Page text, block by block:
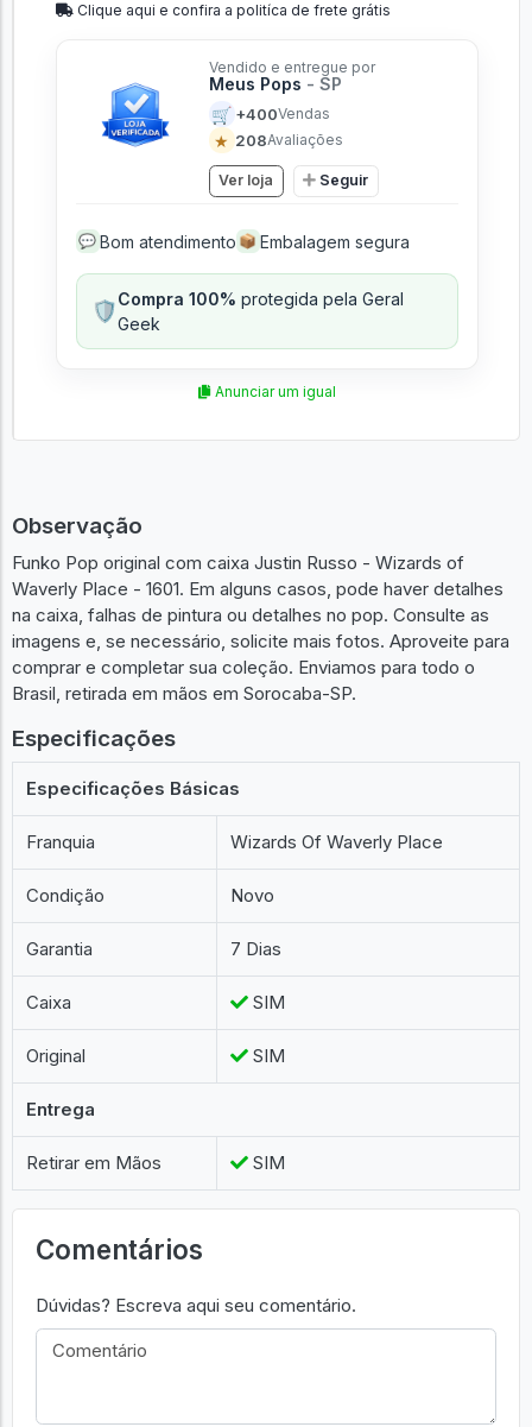
Clique aqui e confira a politíca de frete grátis
Vendido e entregue por
Meus Pops - SP
🛒 +400Vendas
★ 208Avaliações
Ver loja Seguir
💬 Bom atendimento 📦 Embalagem segura
🛡️Compra 100% protegida pela Geral
Geek
Anunciar um igual
Observação
Funko Pop original com caixa Justin Russo - Wizards of
Waverly Place - 1601. Em alguns casos, pode haver detalhes
na caixa, falhas de pintura ou detalhes no pop. Consulte as
imagens e, se necessário, solicite mais fotos. Aproveite para
comprar e completar sua coleção. Enviamos para todo o
Brasil, retirada em mãos em Sorocaba-SP.
Especificações
Especificações Básicas
Franquia Wizards Of Waverly Place
Condição Novo
Garantia 7 Dias
Caixa SIM
Original SIM
Entrega
Retirar em Mãos SIM
Comentários
Dúvidas? Escreva aqui seu comentário.